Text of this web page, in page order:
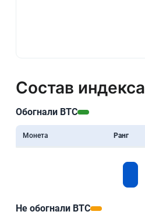
Состав индекса
Обогнали BTC
Монета Ранг
Не обогнали BTC